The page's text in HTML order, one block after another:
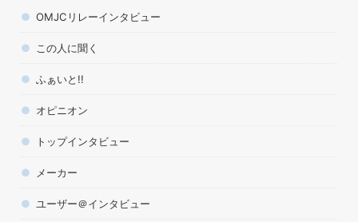
OMJCリレーインタビュー
この人に聞く
ふぁいと!!
オピニオン
トップインタビュー
メーカー
ユーザー＠インタビュー